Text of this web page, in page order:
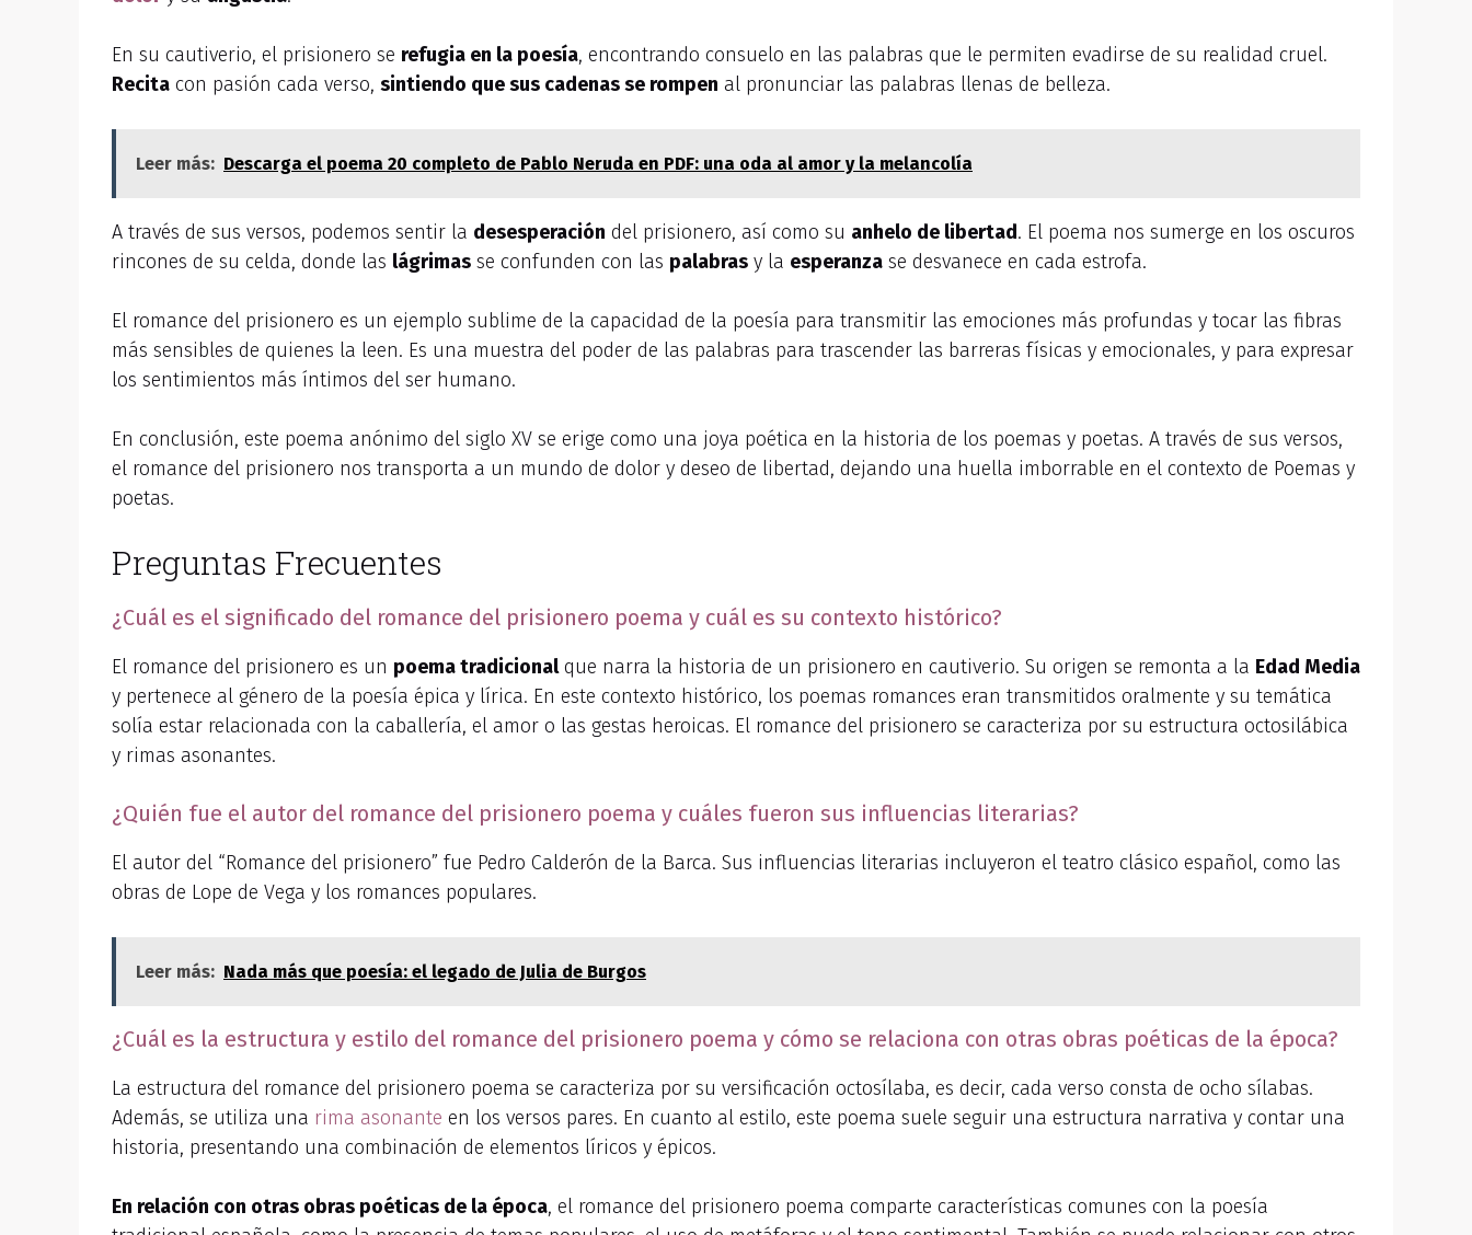
En su cautiverio, el prisionero se refugia en la poesía, encontrando consuelo en las palabras que le permiten evadirse de su realidad cruel.
Recita con pasión cada verso, sintiendo que sus cadenas se rompen al pronunciar las palabras llenas de belleza.
Leer más: Descarga el poema 20 completo de Pablo Neruda en PDF: una oda al amor y la melancolía
A través de sus versos, podemos sentir la desesperación del prisionero, así como su anhelo de libertad. El poema nos sumerge en los oscuros
rincones de su celda, donde las lágrimas se confunden con las palabras y la esperanza se desvanece en cada estrofa.
El romance del prisionero es un ejemplo sublime de la capacidad de la poesía para transmitir las emociones más profundas y tocar las fibras
más sensibles de quienes la leen. Es una muestra del poder de las palabras para trascender las barreras físicas y emocionales, y para expresar
los sentimientos más íntimos del ser humano.
En conclusión, este poema anónimo del siglo XV se erige como una joya poética en la historia de los poemas y poetas. A través de sus versos,
el romance del prisionero nos transporta a un mundo de dolor y deseo de libertad, dejando una huella imborrable en el contexto de Poemas y
poetas.
Preguntas Frecuentes
¿Cuál es el significado del romance del prisionero poema y cuál es su contexto histórico?
El romance del prisionero es un poema tradicionalque narra la historia de un prisionero en cautiverio. Su origen se remonta a la Edad Media
y pertenece al género de la poesía épica y lírica. En este contexto histórico, los poemas romances eran transmitidos oralmente y su temática
solía estar relacionada con la caballería, el amor o las gestas heroicas. El romance del prisionero se caracteriza por su estructura octosilábica
y rimas asonantes.
¿Quién fue el autor del romance del prisionero poema y cuáles fueron sus influencias literarias?
El autor del “Romance del prisionero” fue Pedro Calderón de la Barca. Sus influencias literarias incluyeron el teatro clásico español, como las
obras de Lope de Vega y los romances populares.
Leer más: Nada más que poesía: el legado de Julia de Burgos
¿Cuál es la estructura y estilo del romance del prisionero poema y cómo se relaciona con otras obras poéticas de la época?
La estructura del romance del prisionero poema se caracteriza por su versificación octosílaba, es decir, cada verso consta de ocho sílabas.
Además, se utiliza una rima asonante en los versos pares. En cuanto al estilo, este poema suele seguir una estructura narrativa y contar una
historia, presentando una combinación de elementos líricos y épicos.
En relación con otras obras poéticas de la época, el romance del prisionero poema comparte características comunes con la poesía